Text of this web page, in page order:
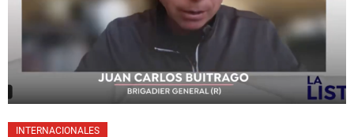
INTERNACIONALES